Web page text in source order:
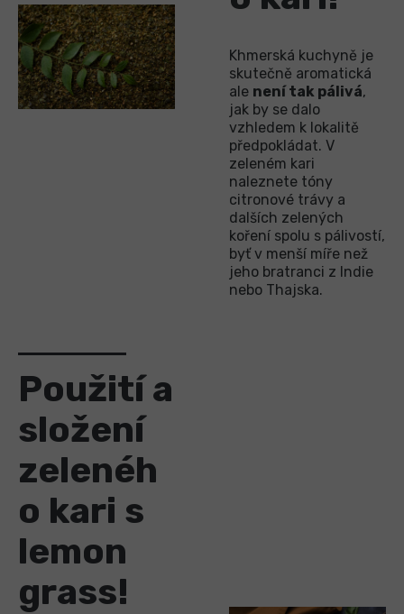
Khmerská kuchyně je
skutečně aromatická
ale není tak pálivá,
jak by se dalo
vzhledem k lokalitě
předpokládat. V
zeleném kari
naleznete tóny
citronové trávy a
dalších zelených
koření spolu s pálivostí,
byť v menší míře než
jeho bratranci z Indie
nebo Thajska.
Použití a
složení
zelenéh
o kari s
lemon
grass!